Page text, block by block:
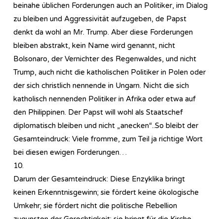
beinahe üblichen Forderungen auch an Politiker, im Dialog
zu bleiben und Aggressivität aufzugeben, de Papst
denkt da wohl an Mr. Trump. Aber diese Forderungen
bleiben abstrakt, kein Name wird genannt, nicht
Bolsonaro, der Vernichter des Regenwaldes, und nicht
Trump, auch nicht die katholischen Politiker in Polen oder
der sich christlich nennende in Ungarn. Nicht die sich
katholisch nennenden Politiker in Afrika oder etwa auf
den Philippinen. Der Papst will wohl als Staatschef
diplomatisch bleiben und nicht „anecken“..So bleibt der
Gesamteindruck: Viele fromme, zum Teil ja richtige Wort
bei diesen ewigen Forderungen…
10.
Darum der Gesamteindruck: Diese Enzyklika bringt
keinen Erkenntnisgewinn; sie fördert keine ökologische
Umkehr; sie fördert nicht die politische Rebellion